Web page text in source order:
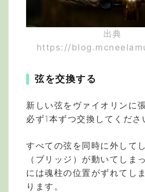
出典
https://
弦を交換する
新しい弦をヴァイオリンに
必ず1本ずつ交換してくださ
すべての弦を同時に外して
（ブリッジ）が動いてしま
には魂柱の位置がずれてし
ります。